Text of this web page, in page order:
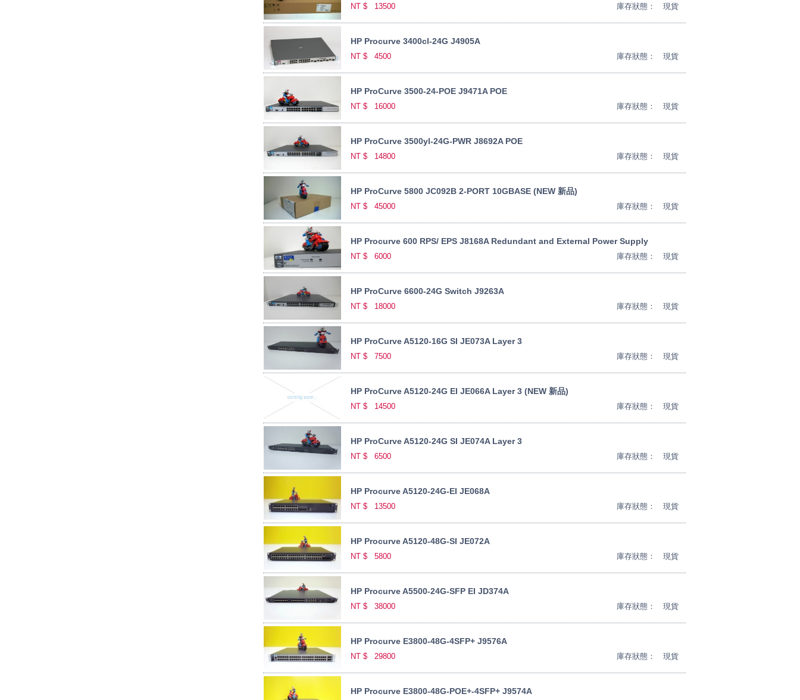
NT $ 13500 庫存狀態： 現貨
HP Procurve 3400cl-24G J4905A
NT $ 4500 庫存狀態： 現貨
HP ProCurve 3500-24-POE J9471A POE
NT $ 16000 庫存狀態： 現貨
HP ProCurve 3500yl-24G-PWR J8692A POE
NT $ 14800 庫存狀態： 現貨
HP ProCurve 5800 JC092B 2-PORT 10GBASE (NEW 新品)
NT $ 45000 庫存狀態： 現貨
HP Procurve 600 RPS/ EPS J8168A Redundant and External Power Supply
NT $ 6000 庫存狀態： 現貨
HP ProCurve 6600-24G Switch J9263A
NT $ 18000 庫存狀態： 現貨
HP ProCurve A5120-16G SI JE073A Layer 3
NT $ 7500 庫存狀態： 現貨
HP ProCurve A5120-24G EI JE066A Layer 3 (NEW 新品)
NT $ 14500 庫存狀態： 現貨
HP ProCurve A5120-24G SI JE074A Layer 3
NT $ 6500 庫存狀態： 現貨
HP Procurve A5120-24G-EI JE068A
NT $ 13500 庫存狀態： 現貨
HP Procurve A5120-48G-SI JE072A
NT $ 5800 庫存狀態： 現貨
HP Procurve A5500-24G-SFP EI JD374A
NT $ 38000 庫存狀態： 現貨
HP Procurve E3800-48G-4SFP+ J9576A
NT $ 29800 庫存狀態： 現貨
HP Procurve E3800-48G-POE+-4SFP+ J9574A